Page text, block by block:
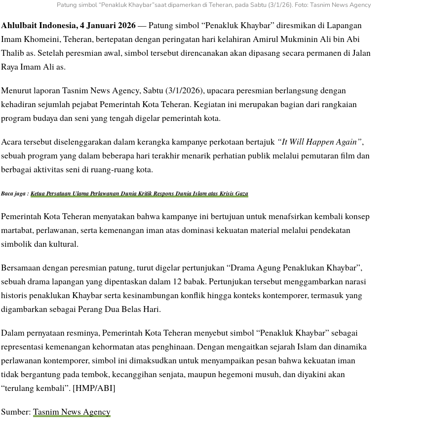
Patung simbol “Penakluk Khaybar”saat dipamerkan di Teheran, pada Sabtu (3/1/26). Foto: Tasnim News Agency
Ahlulbait Indonesia, 4 Januari 2026— Patung simbol “Penakluk Khaybar” diresmikan di Lapangan
Imam Khomeini, Teheran, bertepatan dengan peringatan hari kelahiran Amirul Mukminin Ali bin Abi
Thalib as. Setelah peresmian awal, simbol tersebut direncanakan akan dipasang secara permanen di Jalan
Raya Imam Ali as.
Menurut laporan Tasnim News Agency, Sabtu (3/1/2026), upacara peresmian berlangsung dengan
kehadiran sejumlah pejabat Pemerintah Kota Teheran. Kegiatan ini merupakan bagian dari rangkaian
program budaya dan seni yang tengah digelar pemerintah kota.
Acara tersebut diselenggarakan dalam kerangka kampanye perkotaan bertajuk “It Will Happen Again”,
sebuah program yang dalam beberapa hari terakhir menarik perhatian publik melalui pemutaran film dan
berbagai aktivitas seni di ruang-ruang kota.
Baca juga : Ketua Persatuan Ulama Perlawanan Dunia Kritik Respons Dunia Islam atas Krisis Gaza
Pemerintah Kota Teheran menyatakan bahwa kampanye ini bertujuan untuk menafsirkan kembali konsep
martabat, perlawanan, serta kemenangan iman atas dominasi kekuatan material melalui pendekatan
simbolik dan kultural.
Bersamaan dengan peresmian patung, turut digelar pertunjukan “Drama Agung Penaklukan Khaybar”,
sebuah drama lapangan yang dipentaskan dalam 12 babak. Pertunjukan tersebut menggambarkan narasi
historis penaklukan Khaybar serta kesinambungan konflik hingga konteks kontemporer, termasuk yang
digambarkan sebagai Perang Dua Belas Hari.
Dalam pernyataan resminya, Pemerintah Kota Teheran menyebut simbol “Penakluk Khaybar” sebagai
representasi kemenangan kehormatan atas penghinaan. Dengan mengaitkan sejarah Islam dan dinamika
perlawanan kontemporer, simbol ini dimaksudkan untuk menyampaikan pesan bahwa kekuatan iman
tidak bergantung pada tembok, kecanggihan senjata, maupun hegemoni musuh, dan diyakini akan
“terulang kembali”. [HMP/ABI]
Sumber: Tasnim News Agency